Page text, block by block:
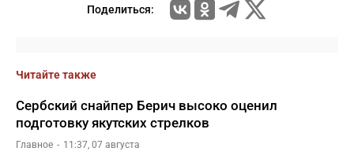
Поделиться:
Читайте также
Сербский снайпер Берич высоко оценил
подготовку якутских стрелков
Главное 11:37, 07 августа